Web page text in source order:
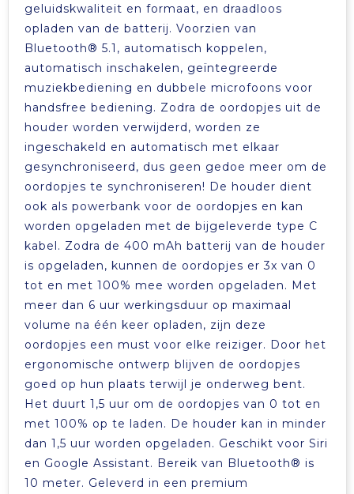
geluidskwaliteit en formaat, en draadloos
opladen van de batterij. Voorzien van
Bluetooth® 5.1, automatisch koppelen,
automatisch inschakelen, geïntegreerde
muziekbediening en dubbele microfoons voor
handsfree bediening. Zodra de oordopjes uit de
houder worden verwijderd, worden ze
ingeschakeld en automatisch met elkaar
gesynchroniseerd, dus geen gedoe meer om de
oordopjes te synchroniseren! De houder dient
ook als powerbank voor de oordopjes en kan
worden opgeladen met de bijgeleverde type C
kabel. Zodra de 400 mAh batterij van de houder
is opgeladen, kunnen de oordopjes er 3x van 0
tot en met 100% mee worden opgeladen. Met
meer dan 6 uur werkingsduur op maximaal
volume na één keer opladen, zijn deze
oordopjes een must voor elke reiziger. Door het
ergonomische ontwerp blijven de oordopjes
goed op hun plaats terwijl je onderweg bent.
Het duurt 1,5 uur om de oordopjes van 0 tot en
met 100% op te laden. De houder kan in minder
dan 1,5 uur worden opgeladen. Geschikt voor Siri
en Google Assistant. Bereik van Bluetooth® is
10 meter. Geleverd in een premium